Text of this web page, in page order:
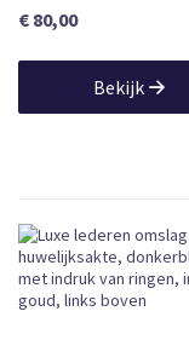
€ 80,00
Bekijk